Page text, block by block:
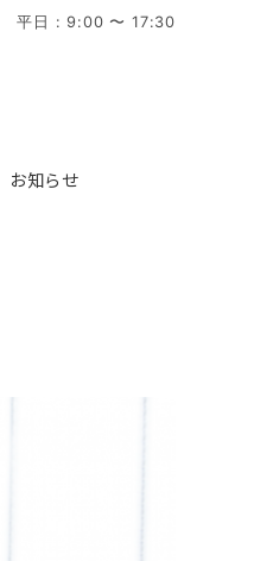
平日 : 9:00 〜 17:30
お知らせ